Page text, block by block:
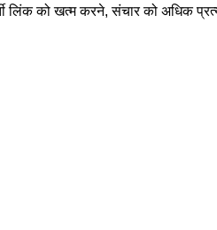
लिंक को खत्म करने, संचार को अधिक